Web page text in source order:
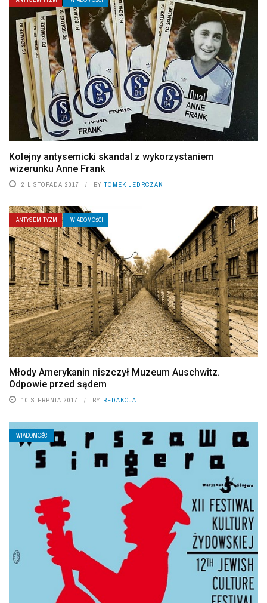
Kolejny antysemicki skandal z wykorzystaniem
wizerunku Anne Frank
2 LISTOPADA 2017 BY TOMEK JEDRCZAK
ANTYSEMITYZM WIADOMOŚCI
Młody Amerykanin niszczył Muzeum Auschwitz.
Odpowie przed sądem
10 SIERPNIA 2017 BY REDAKCJA
WIADOMOŚCI